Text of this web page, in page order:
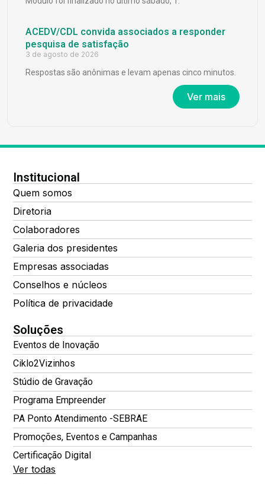
ACEDV/CDL convida associados a responder
pesquisa de satisfação
3 de agosto de 2026
Respostas são anônimas e levam apenas cinco minutos.
Ver mais
Institucional
Quem somos
Diretoria
Colaboradores
Galeria dos presidentes
Empresas associadas
Conselhos e núcleos
Política de privacidade
Soluções
Eventos de Inovação
Ciklo2Vizinhos
Stúdio de Gravação
Programa Empreender
PA Ponto Atendimento -SEBRAE
Promoções, Eventos e Campanhas
Certificação Digital
Ver todas